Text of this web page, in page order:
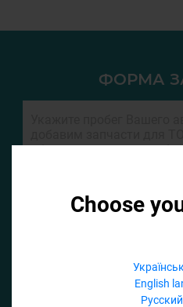
Choose
English
ФОРМА
Если не заполнить по